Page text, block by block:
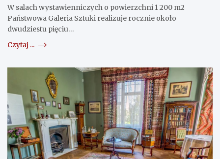
W salach wystawienniczych o powierzchni 1 200 m2
Państwowa Galeria Sztuki realizuje rocznie około
dwudziestu pięciu…
Czytaj ...